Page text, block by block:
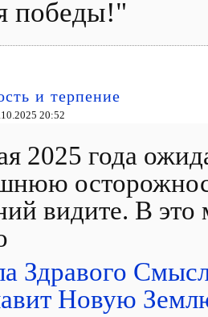
победы!"
и терпение
20:52
2025 года
видите. В это
Здравого
Новую